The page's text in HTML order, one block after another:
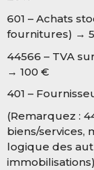
601 – Achats
fournitures) →
44566 – TVA
→ 100 €
401 –
(Remarquez :
biens/services,
logique des
immobilisations)